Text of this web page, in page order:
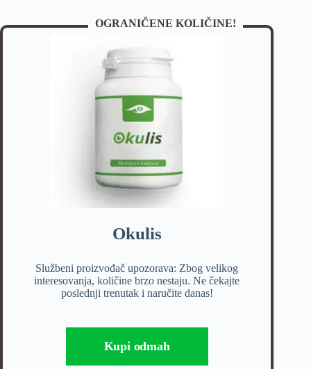
OGRANIČENE KOLIČINE!
Okulis
Službeni proizvođač upozorava: Zbog velikog
interesovanja, količine brzo nestaju. Ne čekajte
poslednji trenutak i naručite danas!
Kupi odmah